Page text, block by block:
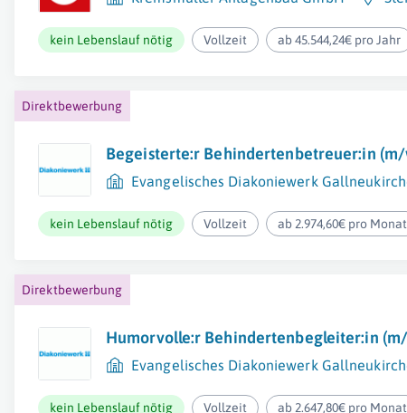
kein Lebenslauf nötig Vollzeit ab 45.544,24€ pro Jahr
Direktbewerbung
Begeisterte:r Behindertenbetreuer:in
Evangelisches Diakoniewerk
kein Lebenslauf nötig Vollzeit ab 2.974,60€ pro Monat
Direktbewerbung
Humorvolle:r Behindertenbegleiter:in
Evangelisches Diakoniewerk
kein Lebenslauf nötig Vollzeit ab 2.647,80€ pro Monat